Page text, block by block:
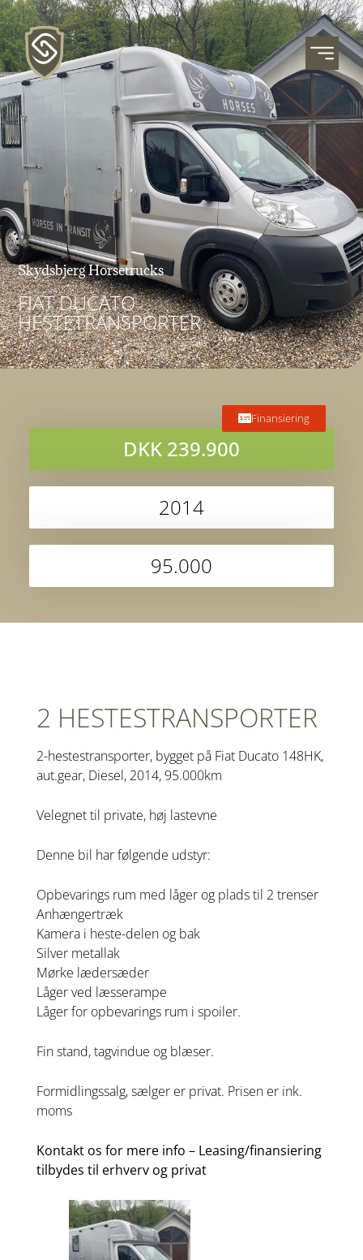
Skydsbjerg Horsetrucks
FIAT DUCATO
HESTETRANSPORTER
Finansiering
DKK 239.900
2014
95.000
2 HESTESTRANSPORTER
2-hestestransporter, bygget på Fiat Ducato 148HK,
aut.gear, Diesel, 2014, 95.000km
Velegnet til private, høj lastevne
Denne bil har følgende udstyr:
Opbevarings rum med låger og plads til 2 trenser
Anhængertræk
Kamera i heste-delen og bak
Silver metallak
Mørke lædersæder
Låger ved læsserampe
Låger for opbevarings rum i spoiler.
Fin stand, tagvindue og blæser.
Formidlingssalg, sælger er privat. Prisen er ink.
moms
Kontakt os for mere info – Leasing/finansiering
tilbydes til erhverv og privat